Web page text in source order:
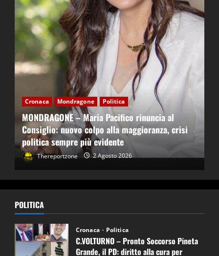
Cronaca Mondragone Politica
MONDRAGONE – Maria Pacifico rinuncia al
Consiglio: nuovo colpo alla maggioranza, crisi
politica sempre più evidente
Thereportzone 2 Agosto 2026
POLITICA
Cronaca Politica
C.VOLTURNO – Pronto Soccorso Pineta
Grande, il PD: diritto alla cura per